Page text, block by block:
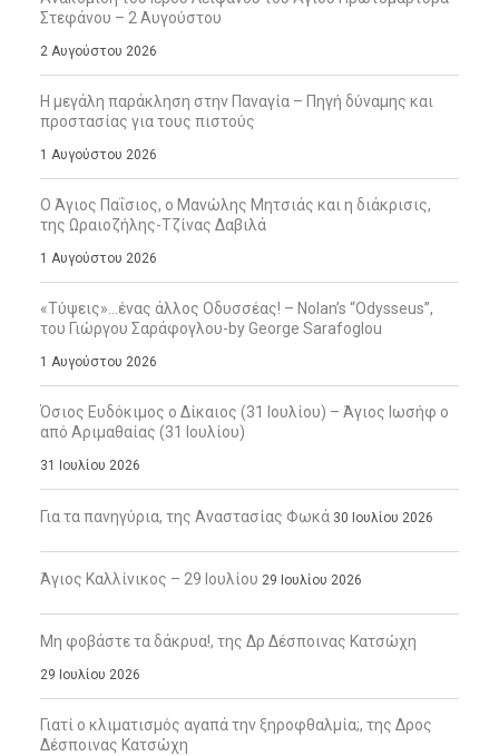
Στεφάνου – 2 Αυγούστου
2 Αυγούστου 2026
Η μεγάλη παράκληση στην Παναγία – Πηγή δύναμης και
προστασίας για τους πιστούς
1 Αυγούστου 2026
Ο Άγιος Παΐσιος, ο Μανώλης Μητσιάς και η διάκρισις,
της Ωραιοζήλης-Τζίνας Δαβιλά
1 Αυγούστου 2026
«Τύψεις»…ένας άλλος Οδυσσέας! – Nolan’s “Odysseus”,
του Γιώργου Σαράφογλου-by George Sarafoglou
1 Αυγούστου 2026
Όσιος Ευδόκιμος ο Δίκαιος (31 Ιουλίου) – Άγιος Ιωσήφ ο
από Αριμαθαίας (31 Ιουλίου)
31 Ιουλίου 2026
Για τα πανηγύρια, της Αναστασίας Φωκά 30 Ιουλίου 2026
Άγιος Καλλίνικος – 29 Ιουλίου 29 Ιουλίου 2026
Μη φοβάστε τα δάκρυα!, της Δρ Δέσποινας Κατσώχη
29 Ιουλίου 2026
Γιατί ο κλιματισμός αγαπά την ξηροφθαλμία;, της Δρος
Δέσποινας Κατσώχη